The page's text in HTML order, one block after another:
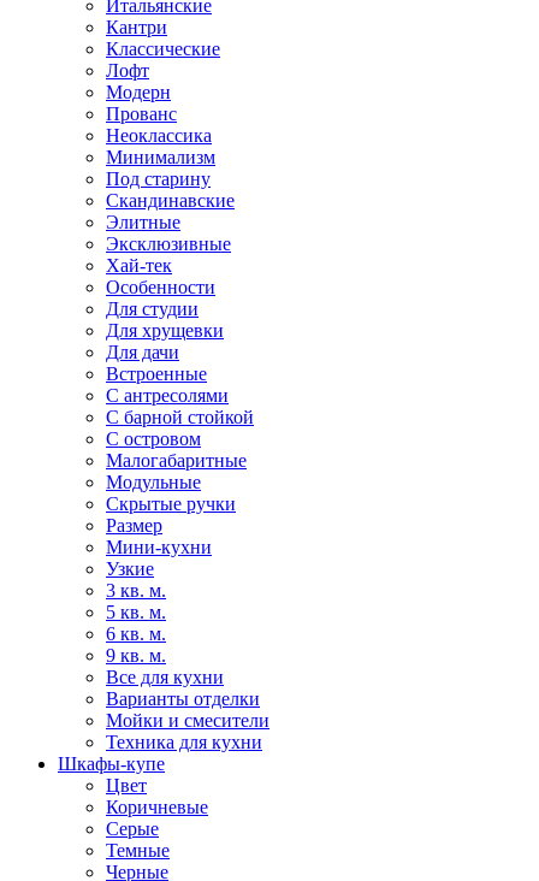
Итальянские
Кантри
Классические
Лофт
Модерн
Прованс
Неоклассика
Минимализм
Под старину
Скандинавские
Элитные
Эксклюзивные
Хай-тек
Особенности
Для студии
Для хрущевки
Для дачи
Встроенные
С антресолями
С барной стойкой
С островом
Малогабаритные
Модульные
Скрытые ручки
Размер
Мини-кухни
Узкие
3 кв. м.
5 кв. м.
6 кв. м.
9 кв. м.
Все для кухни
Варианты отделки
Мойки и смесители
Техника для кухни
Шкафы-купе
Цвет
Коричневые
Серые
Темные
Черные